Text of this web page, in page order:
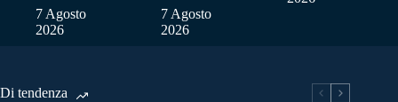
7 Agosto
2026
7 Agosto
2026
Di tendenza